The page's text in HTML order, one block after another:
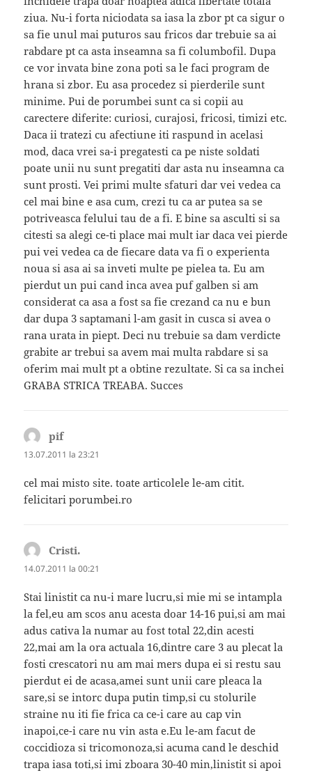
ziua. Nu-i forta niciodata sa iasa la zbor pt ca sigur o
sa fie unul mai puturos sau fricos dar trebuie sa ai
rabdare pt ca asta inseamna sa fi columbofil. Dupa
ce vor invata bine zona poti sa le faci program de
hrana si zbor. Eu asa procedez si pierderile sunt
minime. Pui de porumbei sunt ca si copii au
carectere diferite: curiosi, curajosi, fricosi, timizi etc.
Daca ii tratezi cu afectiune iti raspund in acelasi
mod, daca vrei sa-i pregatesti ca pe niste soldati
poate unii nu sunt pregatiti dar asta nu inseamna ca
sunt prosti. Vei primi multe sfaturi dar vei vedea ca
cel mai bine e asa cum, crezi tu ca ar putea sa se
potriveasca felului tau de a fi. E bine sa asculti si sa
citesti sa alegi ce-ti place mai mult iar daca vei pierde
pui vei vedea ca de fiecare data va fi o experienta
noua si asa ai sa inveti multe pe pielea ta. Eu am
pierdut un pui cand inca avea puf galben si am
considerat ca asa a fost sa fie crezand ca nu e bun
dar dupa 3 saptamani l-am gasit in cusca si avea o
rana urata in piept. Deci nu trebuie sa dam verdicte
grabite ar trebui sa avem mai multa rabdare si sa
oferim mai mult pt a obtine rezultate. Si ca sa inchei
GRABA STRICA TREABA. Succes
pifspune:
13.07.2011 la 23:21
cel mai misto site. toate articolele le-am citit.
felicitari porumbei.ro
Cristi.
14.07.2011 la 00:21
Stai linistit ca nu-i mare lucru,si mie mi se intampla
la fel,eu am scos anu acesta doar 14-16 pui,si am mai
adus cativa la numar au fost total 22,din acesti
22,mai am la ora actuala 16,dintre care 3 au plecat la
fosti crescatori nu am mai mers dupa ei si restu sau
pierdut ei de acasa,amei sunt unii care pleaca la
sare,si se intorc dupa putin timp,si cu stolurile
straine nu iti fie frica ca ce-i care au cap vin
inapoi,ce-i care nu vin asta e.Eu le-am facut de
coccidioza si tricomonoza,si acuma cand le deschid
trapa iasa toti,si imi zboara 30-40 min,linistit si apoi